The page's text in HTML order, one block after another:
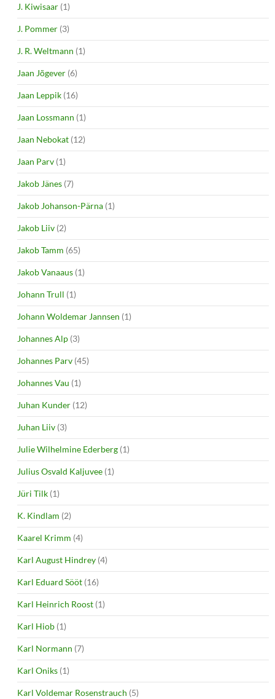
J. Kiwisaar (1)
J. Pommer (3)
J. R. Weltmann (1)
Jaan Jõgever (6)
Jaan Leppik (16)
Jaan Lossmann (1)
Jaan Nebokat (12)
Jaan Parv (1)
Jakob Jänes (7)
Jakob Johanson-Pärna (1)
Jakob Liiv (2)
Jakob Tamm (65)
Jakob Vanaaus (1)
Johann Trull (1)
Johann Woldemar Jannsen (1)
Johannes Alp (3)
Johannes Parv (45)
Johannes Vau (1)
Juhan Kunder (12)
Juhan Liiv (3)
Julie Wilhelmine Ederberg (1)
Julius Osvald Kaljuvee (1)
Jüri Tilk (1)
K. Kindlam (2)
Kaarel Krimm (4)
Karl August Hindrey (4)
Karl Eduard Sööt (16)
Karl Heinrich Roost (1)
Karl Hiob (1)
Karl Normann (7)
Karl Oniks (1)
Karl Voldemar Rosenstrauch (5)